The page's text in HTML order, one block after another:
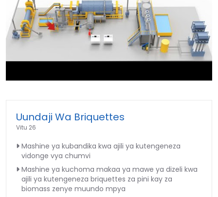
Uundaji Wa Briquettes
Vitu 26
Mashine ya kubandika kwa ajili ya kutengeneza
vidonge vya chumvi
Mashine ya kuchoma makaa ya mawe ya dizeli kwa
ajili ya kutengeneza briquettes za pini kay za
biomass zenye muundo mpya